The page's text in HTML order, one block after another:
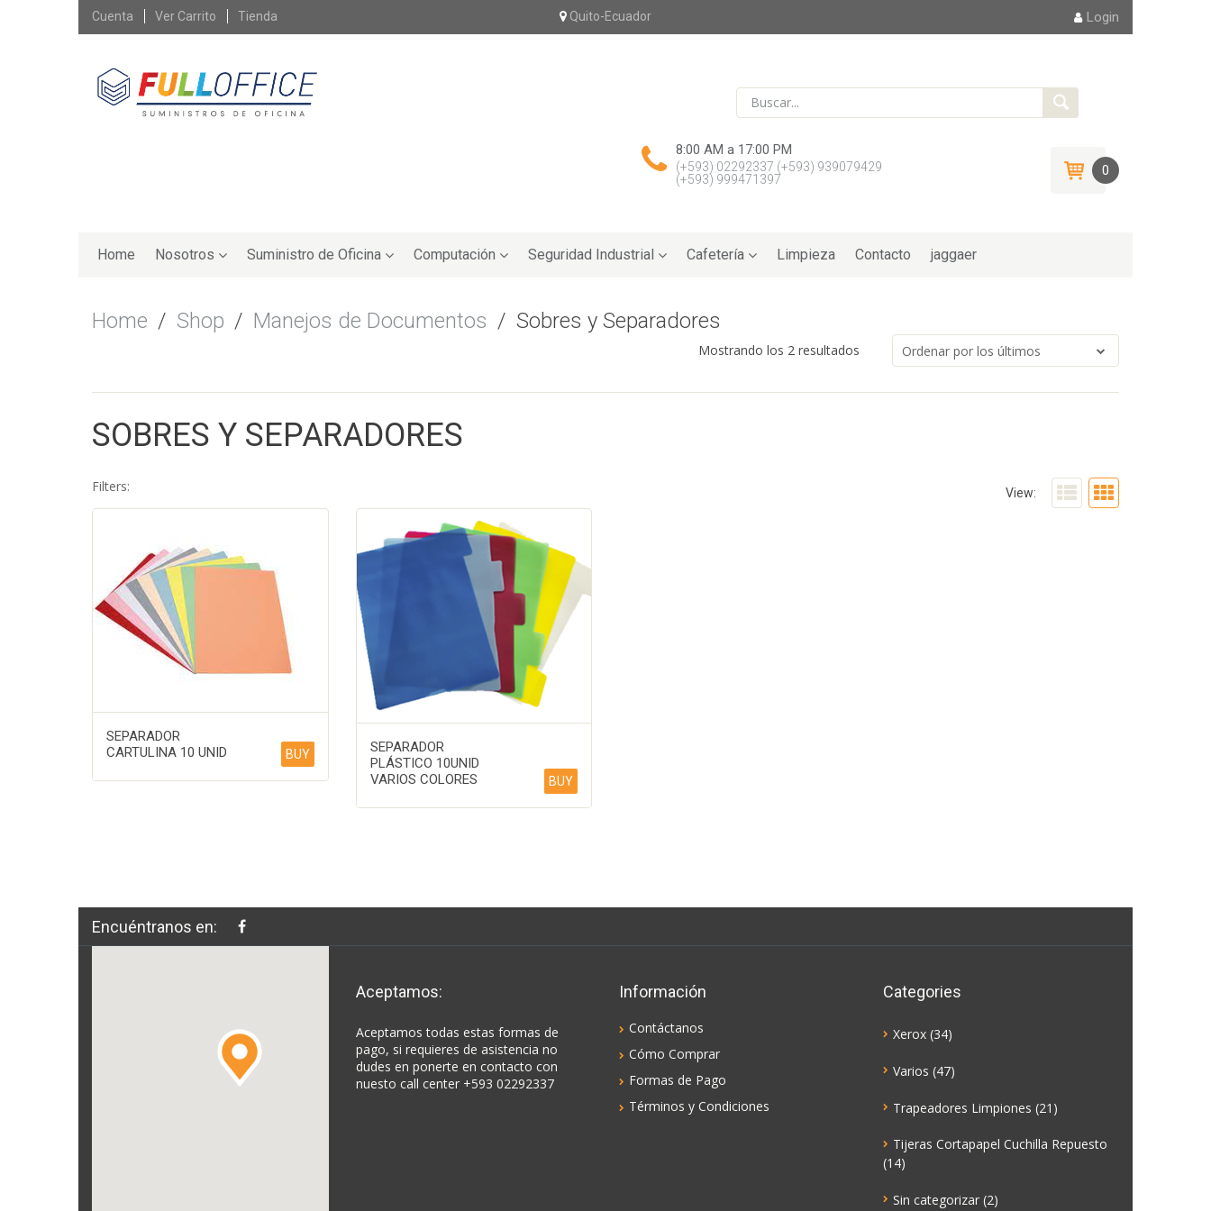
Skip
Cuenta Ver Carrito Tienda Quito-Ecuador Login
8:00 AM a 17:00 PM
(+593) 02292337 (+593) 939079429
(+593) 999471397
0
to
Home Nosotros Suministro de Oficina Computación Seguridad Industrial Cafetería Limpieza Contacto jaggaer
Home / Shop / Manejos de Documentos / Sobres y Separadores
Mostrando los 2 resultados
SOBRES Y SEPARADORES
View:
Filters:
SEPARADOR
CARTULINA 10 UNID
BUY
SEPARADOR
PLÁSTICO 10UNID
VARIOS COLORES
BUY
Encuéntranos en:
Aceptamos:
Aceptamos todas estas formas de
pago, si requieres de asistencia no
dudes en ponerte en contacto con
nuesto call center +593 02292337
Información
Contáctanos
Cómo Comprar
Formas de Pago
Términos y Condiciones
Categories
Xerox (34)
Varios (47)
Trapeadores Limpiones (21)
Tijeras Cortapapel Cuchilla Repuesto
(14)
Sin categorizar (2)